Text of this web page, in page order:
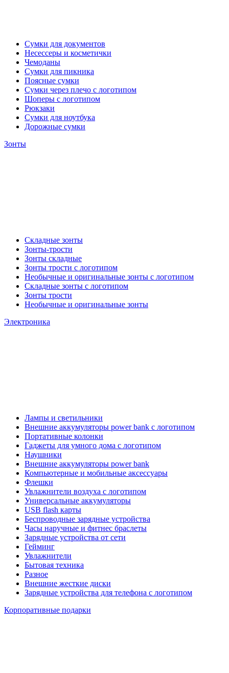
Сумки для документов
Несессеры и косметички
Чемоданы
Сумки для пикника
Поясные сумки
Сумки через плечо с логотипом
Шоперы с логотипом
Рюкзаки
Сумки для ноутбука
Дорожные сумки
Зонты
Складные зонты
Зонты-трости
Зонты складные
Зонты трости с логотипом
Необычные и оригинальные зонты с логотипом
Складные зонты с логотипом
Зонты трости
Необычные и оригинальные зонты
Электроника
Лампы и светильники
Внешние аккумуляторы power bank с логотипом
Портативные колонки
Гаджеты для умного дома с логотипом
Наушники
Внешние аккумуляторы power bank
Компьютерные и мобильные аксессуары
Флешки
Увлажнители воздуха с логотипом
Универсальные аккумуляторы
USB flash карты
Беспроводные зарядные устройства
Часы наручные и фитнес браслеты
Зарядные устройства от сети
Гейминг
Увлажнители
Бытовая техника
Разное
Внешние жесткие диски
Зарядные устройства для телефона с логотипом
Корпоративные подарки